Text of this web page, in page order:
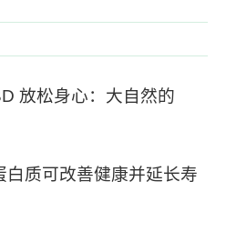
放松身心：大自然的
白质可改善健康并延长寿